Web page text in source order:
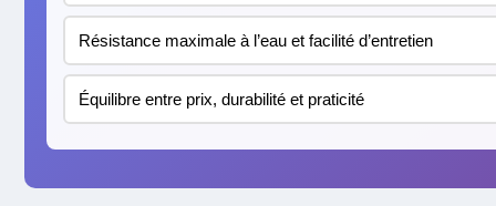
Résistance maximale à l’eau et facilité d’entretien
Équilibre entre prix, durabilité et praticité